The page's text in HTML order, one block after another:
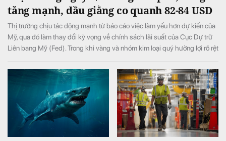
tăng mạnh, dầu giằng co quanh 82-84 USD
Thị trường chịu tác động mạnh từ báo cáo việc làm yếu hơn dự kiến của
Mỹ, qua đó làm thay đổi kỳ vọng về chính sách lãi suất của Cục Dự trữ
Liên bang Mỹ (Fed). Trong khi vàng và nhóm kim loại quý hưởng lợi rõ rệt
diễn biến liên quan xung đột Mỹ-Iran và eo biển Hormuz.